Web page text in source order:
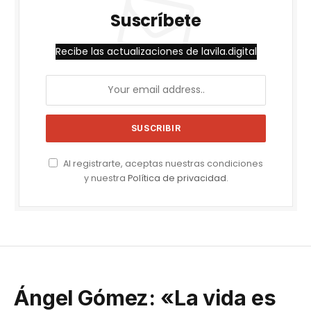
Suscríbete
Recibe las actualizaciones de lavila.digital
Al registrarte, aceptas nuestras condiciones
y nuestra Política de privacidad.
Ángel Gómez: «La vida es